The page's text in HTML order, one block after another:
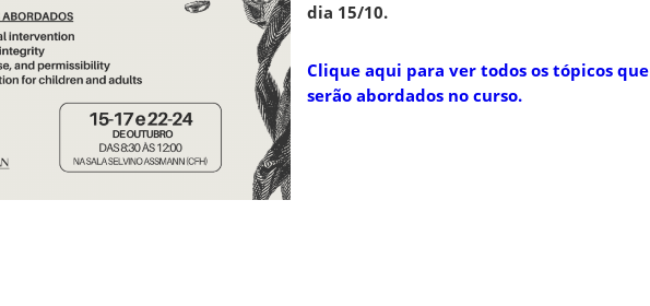
dia 15/10.
Clique aqui para ver todos os tópicos que
serão abordados no curso.